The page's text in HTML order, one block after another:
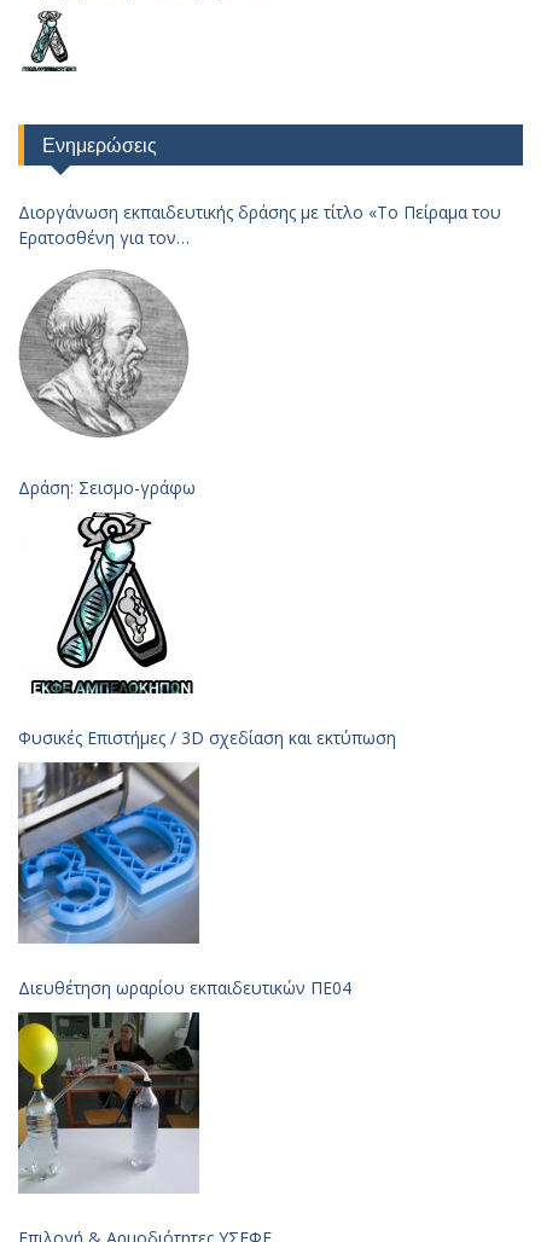
Ενημερώσεις
Διοργάνωση εκπαιδευτικής δράσης με τίτλο «Το Πείραμα του
Ερατοσθένη για τον
Δράση: Σεισμο-γράφω
Φυσικές Επιστήμες / 3D σχεδίαση και εκτύπωση
Διευθέτηση ωραρίου εκπαιδευτικών ΠΕ04